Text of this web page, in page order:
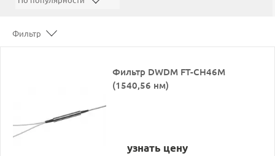
Фильтр
Фильтр DWDM FT-CH46M
(1540,56 нм)
узнать цену